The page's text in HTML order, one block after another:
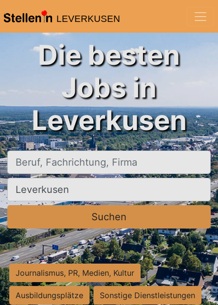
LEVERKUSEN
Die besten
Jobs in
Leverkusen
Beruf, Fachrichtung, Firma
Ort, Stadt
Suchen
Journalismus, PR, Medien, Kultur
Ausbildungsplätze Sonstige Dienstleistungen